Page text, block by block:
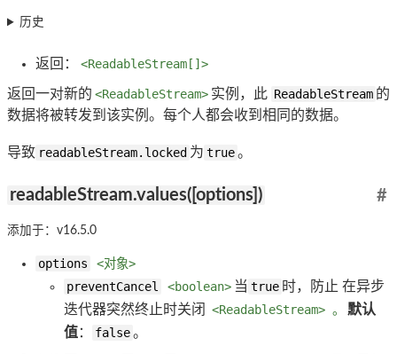
历史
返回： <ReadableStream[]>
返回一对新的 <ReadableStream> 实例，此 ReadableStream 的
数据将被转发到该实例。每个人都会收到相同的数据。
导致 readableStream.locked 为 true。
readableStream.values([options]) #
添加于：v16.5.0
options
<对象>
preventCancel
<boolean> 当 true 时，防止 在异步
迭代器突然终止时关闭
<ReadableStream> 。
默认
值 ： false。